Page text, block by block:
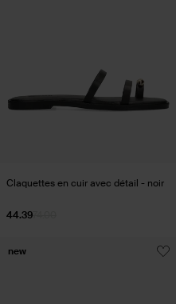
Claquettes en cuir avec détail - noir
44.39
new